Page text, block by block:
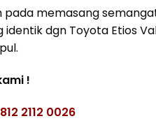
memasang
dgn Toyota Etios
!
2112 0026